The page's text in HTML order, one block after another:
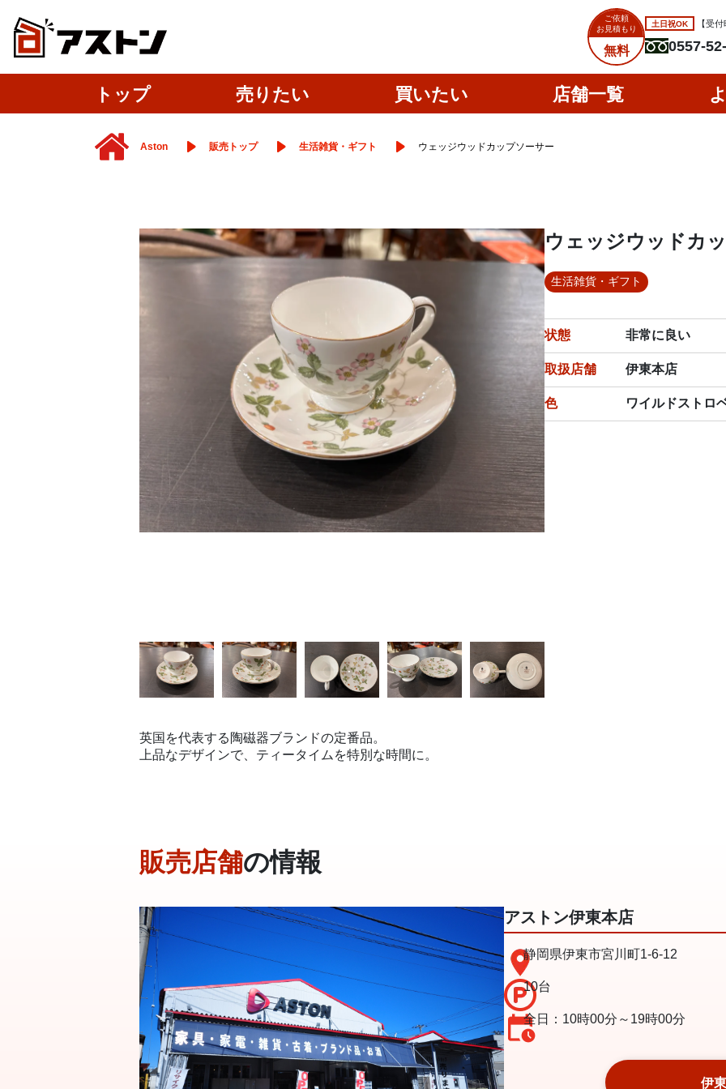
ご依頼
お見積もり
無料
土日祝OK 【受
0557-
トップ 売りたい 買いたい 店舗一覧
Aston 販売トップ 生活雑貨・ギフト ウェッジウッドカップソーサー
ウェッジウッドカ
生活雑貨・ギフト
状態 非常に良い
取扱店舗 伊東本店
色 ワイルドストロ
英国を代表する陶磁器ブランドの定番品。
上品なデザインで、ティータイムを特別な時間に。
販売店舗の情報
アストン伊東本店
静岡県伊東市宮川町1-6-12
10台
全日：10時00分～19時00分
伊